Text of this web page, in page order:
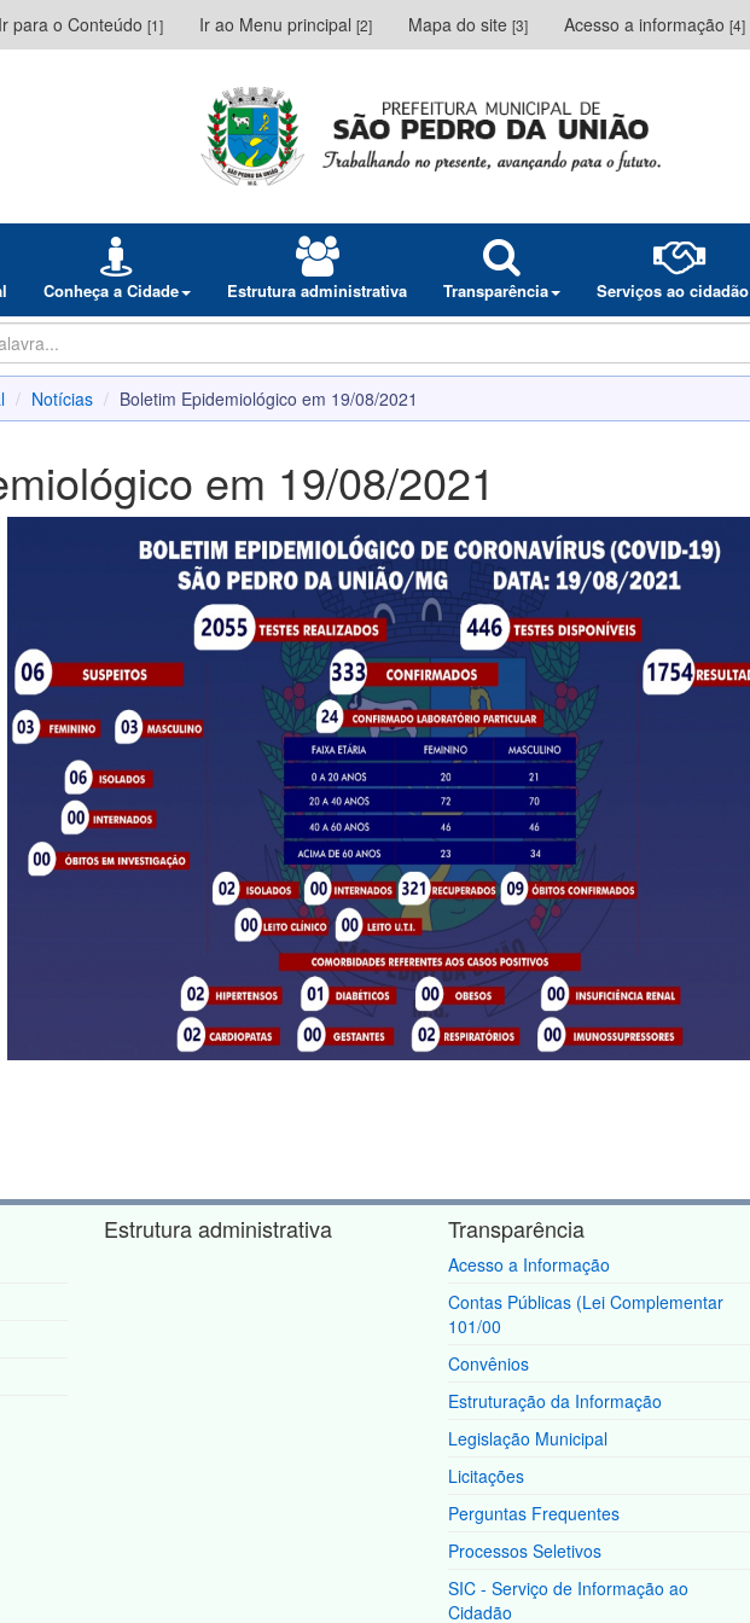
Ir para o Conteúdo [1] Ir ao Menu principal [2] Mapa do site [3] Acesso a informação [4]
Conheça a Cidade Estrutura administrativa Transparência Serviços ao cidadão
Notícias Boletim Epidemiológico em 19/08/2021
em 19/08/2021
Estrutura administrativa Transparência
Acesso a Informação
Contas Públicas (Lei Complementar
101/00
Convênios
Estruturação da Informação
Legislação Municipal
Licitações
Perguntas Frequentes
Processos Seletivos
SIC - Serviço de Informação ao
Cidadão